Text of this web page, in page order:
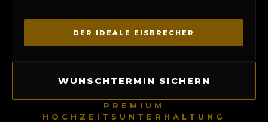
PREMIUM
HOCHZEITSUNTERHALTUNG
DER IDEALE EISBRECHER
WUNSCHTERMIN SICHERN